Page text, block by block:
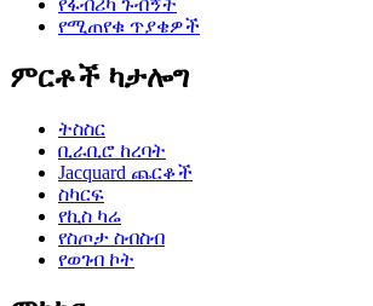
የፋብሪካ ጉብኝት
የሚጠየቁ ጥያቄዎች
ምርቶች ካታሎግ
ትስስር
ቢራቢሮ ከረባት
Jacquard ጨርቆች
ስካርፍ
የኪስ ካሬ
የስጦታ ስብስብ
የወገብ ኮት